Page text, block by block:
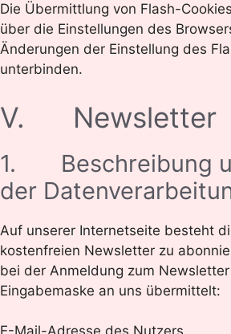
Die Übermittlung von Flash-
über die Einstellungen des
Änderungen der Einstellung des
unterbinden.
V. Newsletter
1. Beschreibung
der
Auf unserer Internetseite besteht
kostenfreien Newsletter zu
bei der Anmeldung zum
Eingabemaske an uns übermittelt: